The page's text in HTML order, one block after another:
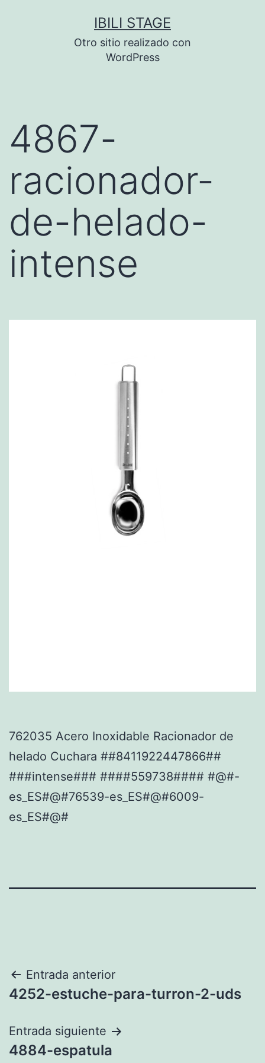
IBILI STAGE
Otro sitio realizado con
WordPress
4867-
racionador-
de-helado-
intense
762035 Acero Inoxidable Racionador de
helado Cuchara ##8411922447866##
###intense### ####559738#### #@#-
es_ES#@#76539-es_ES#@#6009-
es_ES#@#
Navegación
de
entradas
Entrada anterior
4252-estuche-para-turron-2-uds
Entrada siguiente
4884-espatula